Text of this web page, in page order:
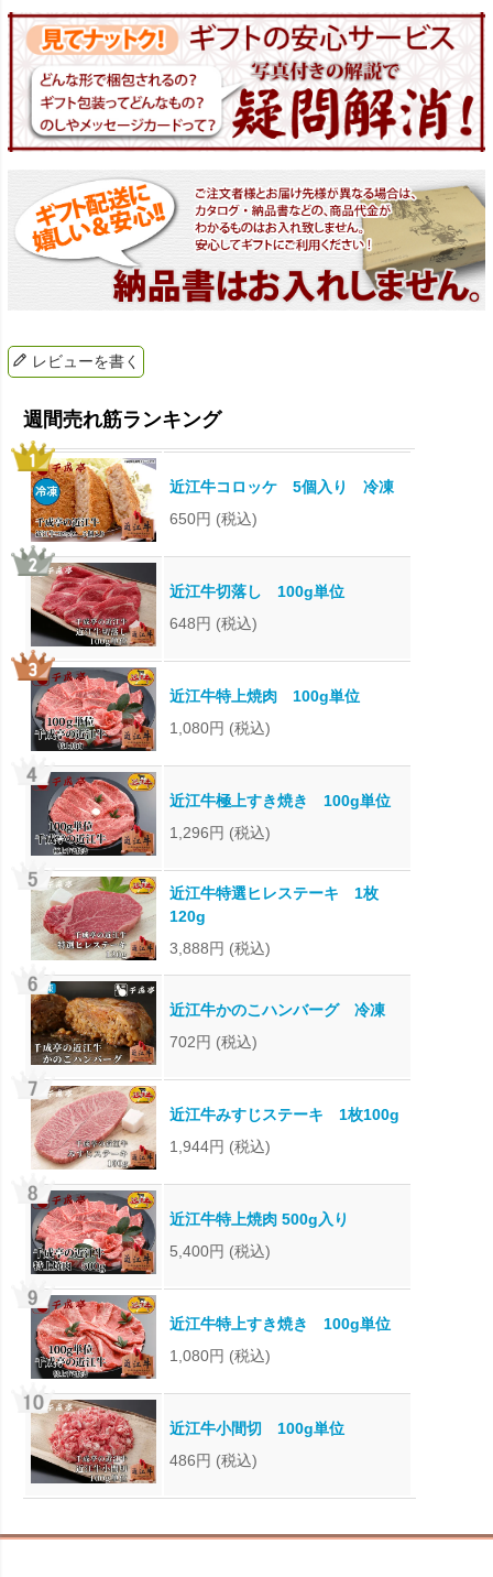
レビューを書く
近江牛コロッケ 5個入り 冷凍
650円 (税込)
近江牛切落し 100g単位
648円 (税込)
近江牛特上焼肉 100g単位
1,080円 (税込)
近江牛極上すき焼き 100g単位
1,296円 (税込)
近江牛特選ヒレステーキ 1枚
120g
3,888円 (税込)
近江牛かのこハンバーグ 冷凍
702円 (税込)
近江牛みすじステーキ 1枚100g
1,944円 (税込)
近江牛特上焼肉 500g入り
5,400円 (税込)
近江牛特上すき焼き 100g単位
1,080円 (税込)
近江牛小間切 100g単位
486円 (税込)